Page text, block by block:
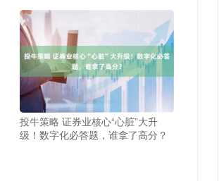
投牛策略 证券业核心“心脏”大升
级！数字化必答题，谁拿了高分？